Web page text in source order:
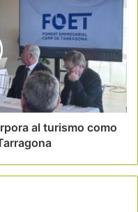
al turismo como